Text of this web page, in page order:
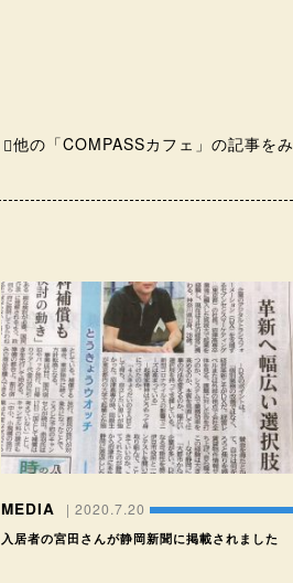
他の「COMPASSカフェ」の記事を
MEDIA | 2020.7.20
入居者の宮田さんが静岡新聞に掲載されました